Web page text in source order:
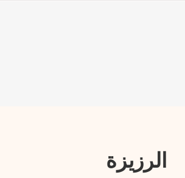
الرزيزة